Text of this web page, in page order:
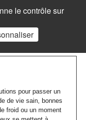
Les
MON COMPTE
Mot de passe oublié ?
Cliquez ici
pour passer un
de vie sain, bonnes
froid ou un moment
le contrôle sur